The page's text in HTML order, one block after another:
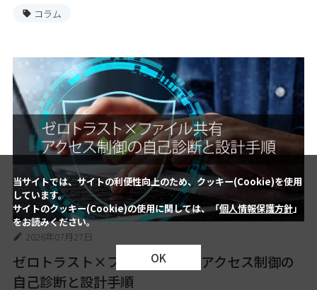
コラム
2026年07月27日
ゼロトラスト×ファイル共有：アクセス制御の
自己診断と設計手順
当サイトでは、サイトの利便性向上のため、クッキー(Cookie)を使用
しています。
サイトのクッキー(Cookie)の使用に関しては、「個人情報保護方針」
をお読みください。
OK